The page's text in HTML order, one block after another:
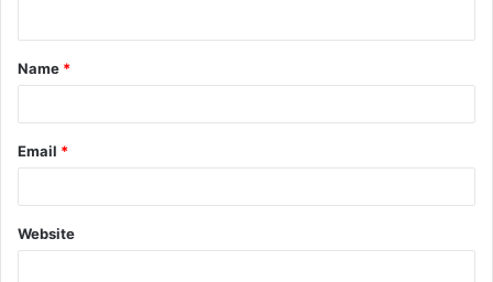
t
*
Name *
Email *
Website